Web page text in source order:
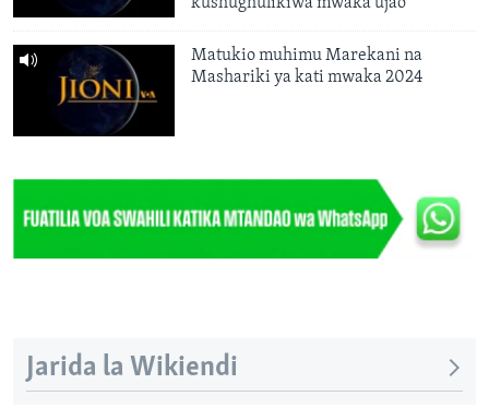
Matukio muhimu Marekani na
Mashariki ya kati mwaka 2024
Jarida la Wikiendi